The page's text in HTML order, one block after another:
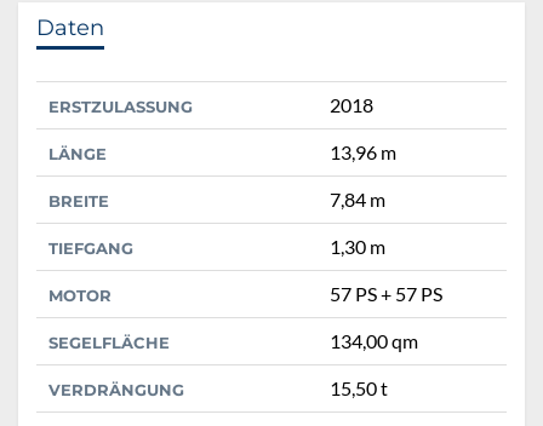
Daten
ERSTZULASSUNG 2018
LÄNGE 13,96 m
BREITE 7,84 m
TIEFGANG 1,30 m
MOTOR 57 PS + 57 PS
SEGELFLÄCHE 134,00 qm
VERDRÄNGUNG 15,50 t